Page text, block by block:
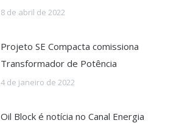
8 de abril de 2022
Projeto SE Compacta comissiona
Transformador de Potência
4 de janeiro de 2022
Oil Block é notícia no Canal Energia